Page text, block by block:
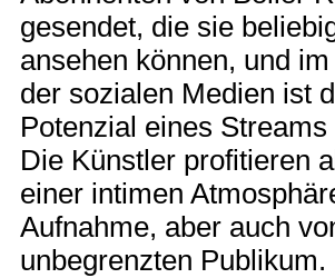
gesendet, die sie
ansehen können, und
der sozialen Medien ist
Potenzial eines
Die Künstler profitieren
einer intimen
Aufnahme, aber auch
unbegrenzten Publikum.